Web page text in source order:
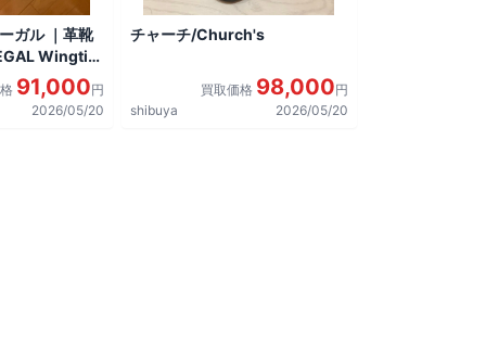
ガル ｜革靴
Wingtip
した。
91,000円
2026/05/20
チャーチ/Church's
買取価格 98,000円
shibuya
2026/05/20